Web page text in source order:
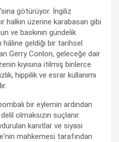
götürüyor. İngiliz
halkın üzerine karabasan gibi
ve baskının gündelik
hâline geldiği bir tarihsel
Gerry Conlon, geleceğe dair
kıyısına itilmiş binlerce
hippilik ve esrar kullanımı
bir eylemin ardından
olmaksızın suçlanır.
kanıtlar ve siyasi
mahkemesi tarafından